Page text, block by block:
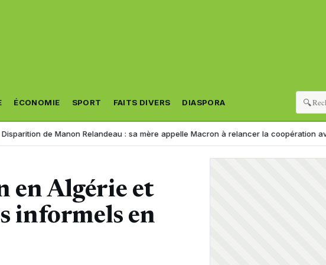
ÉCONOMIE SPORT FAITS DIVERS DIASPORA 🔍
Manon Relandeau : sa mère appelle Macron à relancer la coopération avec l’Algérie
en Algérie et
informels en